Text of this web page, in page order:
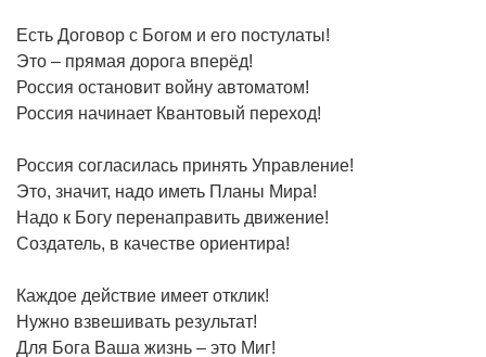
Есть Договор с Богом и его постулаты!
Это – прямая дорога вперёд!
Россия остановит войну автоматом!
Россия начинает Квантовый переход!
Россия согласилась принять Управление!
Это, значит, надо иметь Планы Мира!
Надо к Богу перенаправить движение!
Создатель, в качестве ориентира!
Каждое действие имеет отклик!
Нужно взвешивать результат!
Для Бога Ваша жизнь – это Миг!